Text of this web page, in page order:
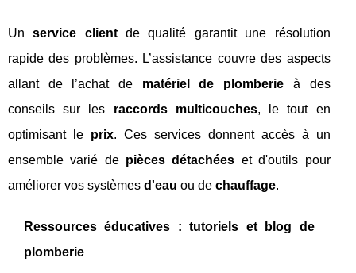
Unservice clientde qualité garantit une résolution
rapide des problèmes. L’assistance couvre des aspects
allant de l’achat de matériel de plomberie à des
conseils sur les raccords multicouches, le tout en
optimisant le prix. Ces services donnent accès à un
ensemble varié de pièces détachées et d'outils pour
améliorer vos systèmes d'eau ou de chauffage.
Ressources éducatives : tutoriels et blog de
plomberie